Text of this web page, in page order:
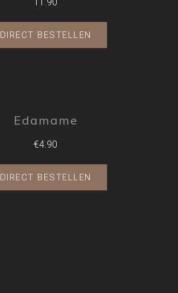
DIRECT BESTELLEN
Edamame
€4.90
DIRECT BESTELLEN